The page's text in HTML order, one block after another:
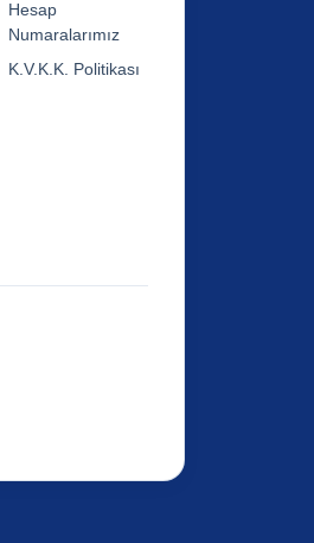
Hesap
Numaralarımız
K.V.K.K. Politikası